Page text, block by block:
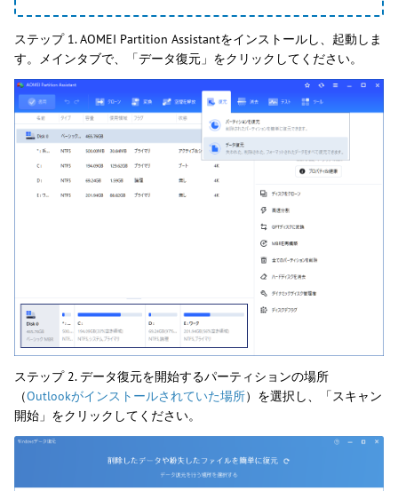
ステップ 1. AOMEI Partition Assistantをインストールし、起動しま
す。メインタブで、「データ復元」をクリックしてください。
ステップ 2. データ復元を開始するパーティションの場所
（Outlookがインストールされていた場所）を選択し、「スキャン
開始」をクリックしてください。